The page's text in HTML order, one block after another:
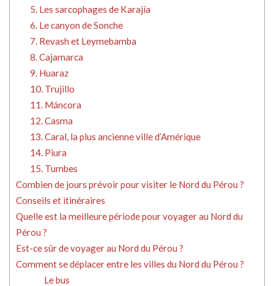
5. Les sarcophages de Karajía
6. Le canyon de Sonche
7. Revash et Leymebamba
8. Cajamarca
9. Huaraz
10. Trujillo
11. Máncora
12. Casma
13. Caral, la plus ancienne ville d’Amérique
14. Piura
15. Tumbes
Combien de jours prévoir pour visiter le Nord du Pérou ?
Conseils et itinéraires
Quelle est la meilleure période pour voyager au Nord du
Pérou ?
Est-ce sûr de voyager au Nord du Pérou ?
Comment se déplacer entre les villes du Nord du Pérou ?
Le bus